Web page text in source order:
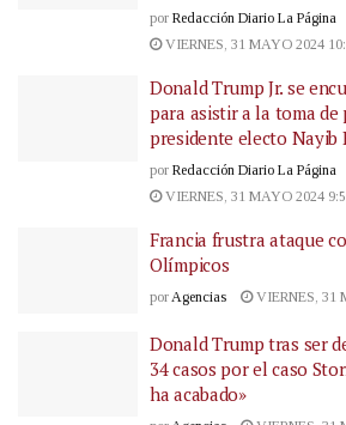
por Redacción Diario La Página
VIERNES, 31 MAYO 2024
Donald Trump Jr. se
para asistir a la toma de
presidente electo Nayib
por Redacción Diario La Página
VIERNES, 31 MAYO 2024
Francia frustra ataque
Olímpicos
porAgencias VIERNES, 31
Donald Trump tras ser
34 casos por el caso
ha acabado»